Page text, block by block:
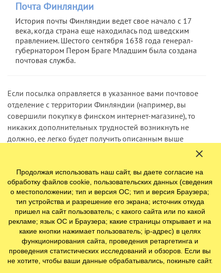
Почта Финляндии
История почты Финляндии ведет свое начало с 17
века, когда страна еще находилась под шведским
правлением. Шестого сентября 1638 года генерал-
губернатором Пером Браге Младшим была создана
почтовая служба.
Если посылка оправляется в указанное вами почтовое
отделение с территории Финляндии (например, вы
совершили покупку в финском интернет-магазине), то
никаких дополнительных трудностей возникнуть не
должно, ее легко будет получить описанным выше
способом. Но получение посылки из другой страны (не
Стоит учесть, что если посылка отправлена в Финляндию
курьерской доставкой (вроде DHL-экспресс), такая
посылка может быть доставлена только на конкретный
адрес, а не в почтовое отделение.
Подробная информация о том, как оформить
таможенную пошлину на посылки, пришедшие из-за
рубежа, и провезти их через границу, подробно описана
Продолжая использовать наш сайт, вы даете согласие на
обработку файлов cookie, пользовательских данных (сведения
о местоположении; тип и версия ОС; тип и версия Браузера;
тип устройства и разрешение его экрана; источник откуда
пришел на сайт пользователь; с какого сайта или по какой
рекламе; язык ОС и Браузера; какие страницы открывает и на
какие кнопки нажимает пользователь; ip-адрес) в целях
функционирования сайта, проведения ретаргетинга и
проведения статистических исследований и обзоров. Если вы
не хотите, чтобы ваши данные обрабатывались, покиньте сайт.